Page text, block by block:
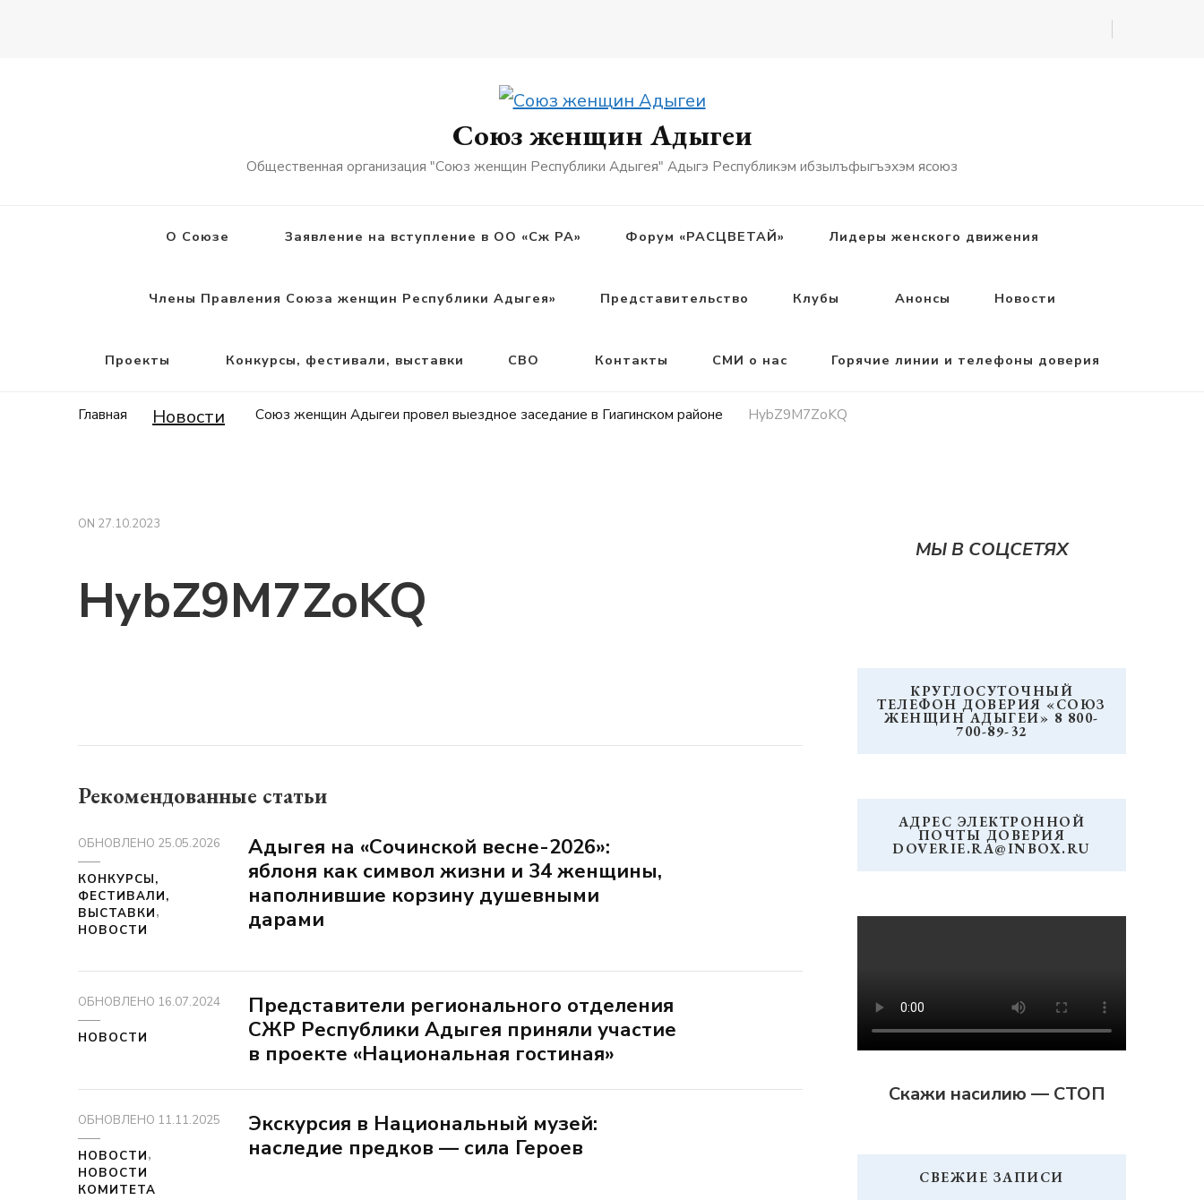
Союз женщин Адыгеи
Общественная организация "Союз женщин Республики Адыгея" Адыгэ Республикэм ибзылъфыгъэхэм ясоюз
О Союзе Заявление на вступление в ОО «Сж РА» Форум «РАСЦВЕТАЙ» Лидеры женского движения
Члены Правления Союза женщин Республики Адыгея» Представительство Клубы Анонсы Новости
Проекты Конкурсы, фестивали, выставки СВО Контакты СМИ о нас Горячие линии и телефоны доверия
Главная Новости Союз женщин Адыгеи провел выездное заседание в Гиагинском районе HybZ9M7ZoKQ
ON 27.10.2023
HybZ9M7ZoKQ
Рекомендованные статьи
ОБНОВЛЕНО 25.05.2026
КОНКУРСЫ,
ФЕСТИВАЛИ,
ВЫСТАВКИ
НОВОСТИ
Адыгея на «Сочинской весне-2026»:
яблоня как символ жизни и 34 женщины,
наполнившие корзину душевными
дарами
ОБНОВЛЕНО 16.07.2024
НОВОСТИ
Представители регионального отделения
СЖР Республики Адыгея приняли участие
в проекте «Национальная гостиная»
ОБНОВЛЕНО 11.11.2025
НОВОСТИ
НОВОСТИ
КОМИТЕТА
Экскурсия в Национальный музей:
наследие предков — сила Героев
МЫ В СОЦСЕТЯХ
КРУГЛОСУТОЧНЫЙ
ТЕЛЕФОН ДОВЕРИЯ «СОЮЗ
ЖЕНЩИН АДЫГЕИ» 8 800-
700-89-32
АДРЕС ЭЛЕКТРОННОЙ
ПОЧТЫ ДОВЕРИЯ
DOVERIE.RA@INBOX.RU
Скажи насилию — СТОП
СВЕЖИЕ ЗАПИСИ